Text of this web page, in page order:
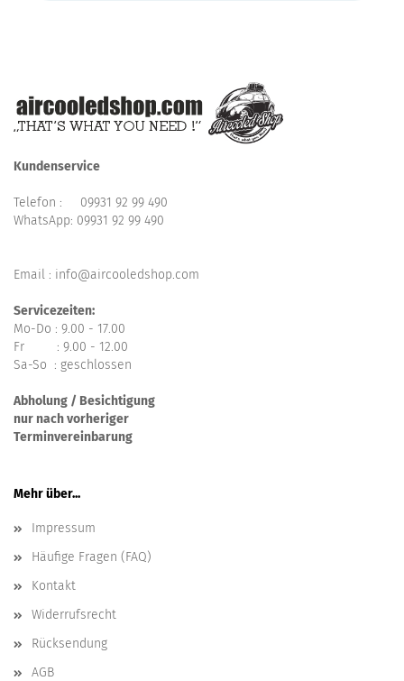
Kundenservice
Telefon : 09931 92 99 490
WhatsApp: 09931 92 99 490
Email : info@aircooledshop.com
Servicezeiten:
Mo-Do : 9.00 - 17.00
Fr : 9.00 - 12.00
Sa-So : geschlossen
Abholung / Besichtigung
nur nach vorheriger
Terminvereinbarung
Mehr über...
Impressum
Häufige Fragen (FAQ)
Kontakt
Widerrufsrecht
Rücksendung
AGB